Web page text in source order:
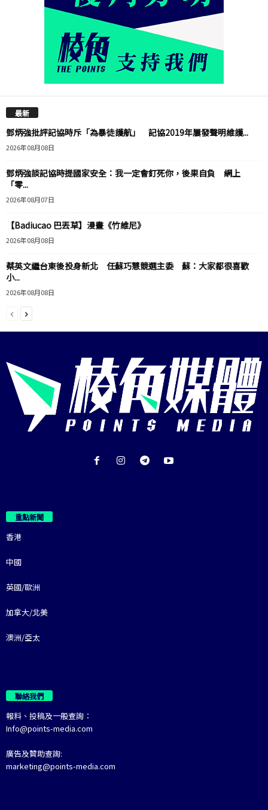
最新
鄧炳強批評記協時斥「為暴徒護航」 記協2019年屢發聲明維護...
2026年08月08日
鄧炳強談記協時提國家安全：我一定會釘死你，後果自負 網上
「零...
2026年08月07日
【Badiucao 巴丟草】漫畫《竹維尼》
2026年08月08日
蔡英文繼台東後投身新北 任蘇巧慧競選主委 蘇：大家都很喜歡
小...
2026年08月08日
重點新聞
香港
中國
英國/歐洲
加拿大/北美
澳洲/亞太
聯絡我們
報料、投稿及一般查詢：
Info@points-media.com
廣告及贊助查詢:
marketing@points-media.com